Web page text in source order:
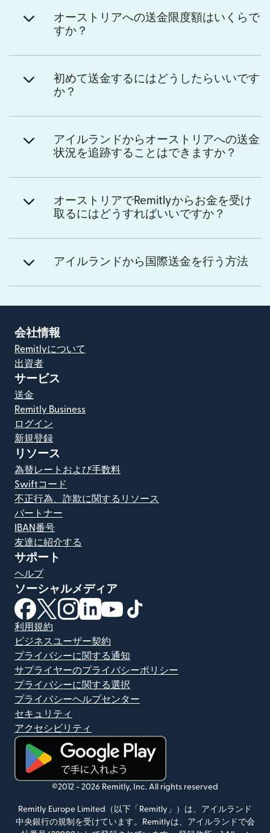
オーストリアへの送金限度額はいくらで
すか？
初めて送金するにはどうしたらいいです
か？
アイルランドからオーストリアへの送金
状況を追跡することはできますか？
オーストリアでRemitlyからお金を受け
取るにはどうすればいいですか？
アイルランドから国際送金を行う方法
会社情報
Remitlyについて
出資者
サービス
送金
Remitly Business
ログイン
新規登録
リソース
為替レートおよび手数料
Swiftコード
不正行為、詐欺に関するリソース
パートナー
IBAN番号
友達に紹介する
サポート
ヘルプ
ソーシャルメディア
（別ウィンドウで開きます）
（別ウィンドウで開きます）
（別ウィンドウで開きます）
（別ウィンドウで開きます）
（別ウィンドウで開きます）
利用規約
ビジネスユーザー契約
プライバシーに関する通知
サプライヤーのプライバシーポリシー
プライバシーに関する選択
プライバシーヘルプセンター
セキュリティ
アクセシビリティ
（別ウィンドウで開きます）
©2012 - 2026 Remitly, Inc. All rights reserved
Remitly Europe Limited（以下「Remitly」）は、アイルランド
中央銀行の規制を受けています。Remitlyは、アイルランドで会